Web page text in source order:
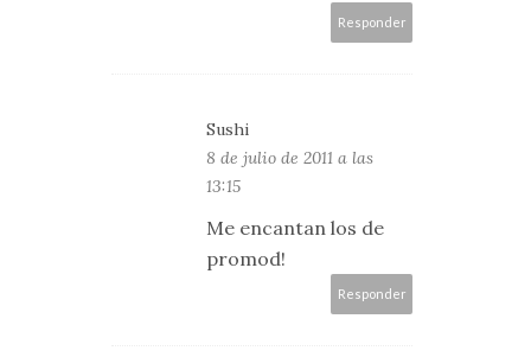
Responder
Sushi
8 de julio de 2011 a las
13:15
Me encantan los de
promod!
Responder